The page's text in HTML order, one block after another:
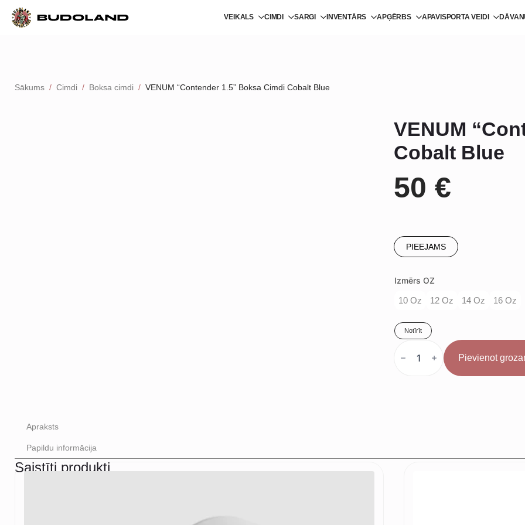
VEIKALS CIMDI SARGI INVENTĀRS APĢĒRBS APAVI SPORTA VEIDI
Sākums Cimdi Boksa cimdi VENUM “Contender 1.5” Boksa Cimdi Cobalt Blue
VENUM
Cobalt Blue
50 €
PIEEJAMS
Izmērs OZ
10 Oz
12 Oz 14 Oz 16 Oz
Notīrīt
1.5"
Pievienot
Apraksts
Papildu informācija
Saistīti produkti